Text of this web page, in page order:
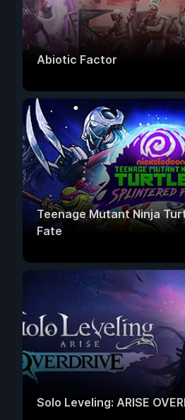
Abiotic Factor
Teenage Mutant Ninja
Fate
Solo Leveling: ARISE